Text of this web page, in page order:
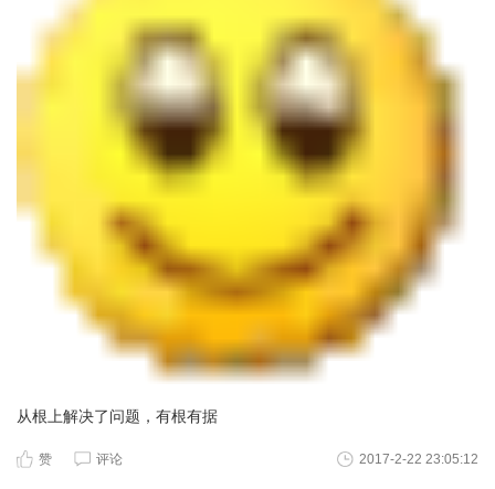
从根上解决了问题，有根有据
赞 评论 2017-2-22 23:05:12